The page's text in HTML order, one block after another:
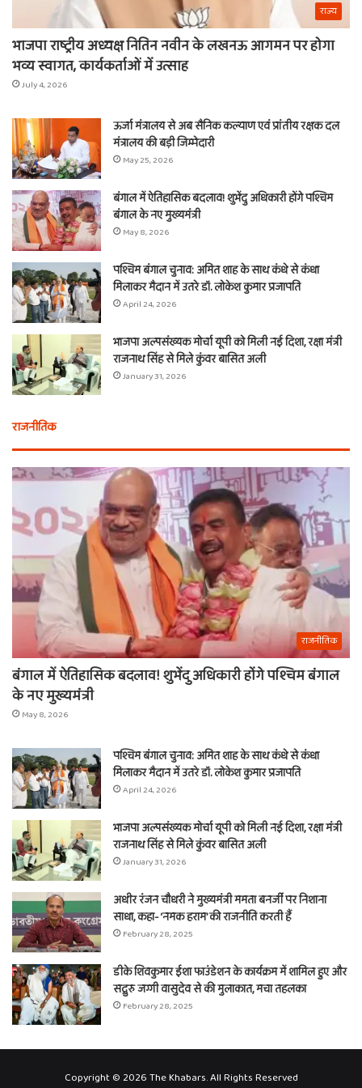
राज्य
भाजपा राष्ट्रीय अध्यक्ष नितिन नवीन के लखनऊ आगमन पर होगा
भव्य स्वागत, कार्यकर्ताओं में उत्साह
July 4, 2026
ऊर्जा मंत्रालय से अब सैनिक कल्याण एवं प्रांतीय रक्षक दल
मंत्रालय की बड़ी जिम्मेदारी
May 25, 2026
बंगाल में ऐतिहासिक बदलाव! शुभेंदु अधिकारी होंगे पश्चिम
बंगाल के नए मुख्यमंत्री
May 8, 2026
पश्चिम बंगाल चुनाव: अमित शाह के साथ कंधे से कंधा
मिलाकर मैदान में उतरे डॉ. लोकेश कुमार प्रजापति
April 24, 2026
भाजपा अल्पसंख्यक मोर्चा यूपी को मिली नई दिशा, रक्षा मंत्री
राजनाथ सिंह से मिले कुंवर बासित अली
January 31, 2026
राजनीतिक
राजनीतिक
बंगाल में ऐतिहासिक बदलाव! शुभेंदु अधिकारी होंगे पश्चिम बंगाल
के नए मुख्यमंत्री
May 8, 2026
पश्चिम बंगाल चुनाव: अमित शाह के साथ कंधे से कंधा
मिलाकर मैदान में उतरे डॉ. लोकेश कुमार प्रजापति
April 24, 2026
भाजपा अल्पसंख्यक मोर्चा यूपी को मिली नई दिशा, रक्षा मंत्री
राजनाथ सिंह से मिले कुंवर बासित अली
January 31, 2026
अधीर रंजन चौधरी ने मुख्यमंत्री ममता बनर्जी पर निशाना
साधा, कहा- ‘नमक हराम’ की राजनीति करती हैं
February 28, 2025
डीके शिवकुमार ईशा फाउंडेशन के कार्यक्रम में शामिल हुए और
सद्गुरु जग्गी वासुदेव से की मुलाकात, मचा तहलका
February 28, 2025
Copyright © 2026 The Khabars. All Rights Reserved